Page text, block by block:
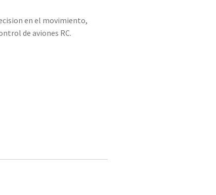
en el movimiento,
de aviones RC.